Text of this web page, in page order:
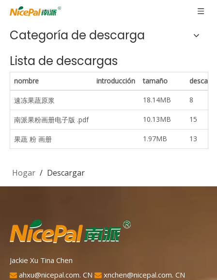
Categoría de descarga
Lista de descargas
nombre introducción tamaño
速冻果蔬原浆 18.14MB 8
南派果粉画册电子版 .pdf 10.13MB 15
果蔬 粉 画册 1.97MB 13
Hogar / Descargar
Jackie Xu Tina Chen
 ahxu@nicepal.com. CN  xnchen@nicepal.com. CN